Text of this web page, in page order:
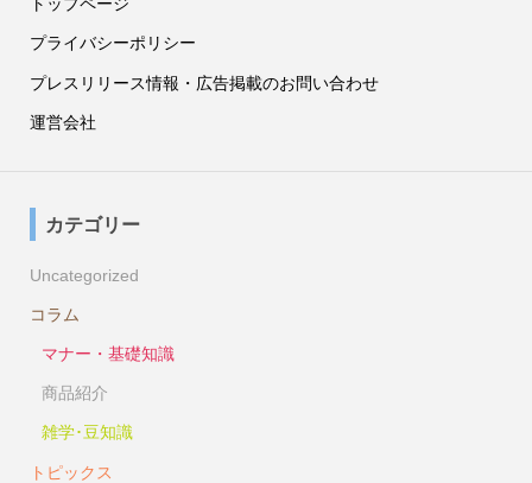
プライバシーポリシー
プレスリリース情報・広告掲載のお問い合わせ
運営会社
カテゴリー
Uncategorized
コラム
マナー・基礎知識
商品紹介
雑学･豆知識
トピックス